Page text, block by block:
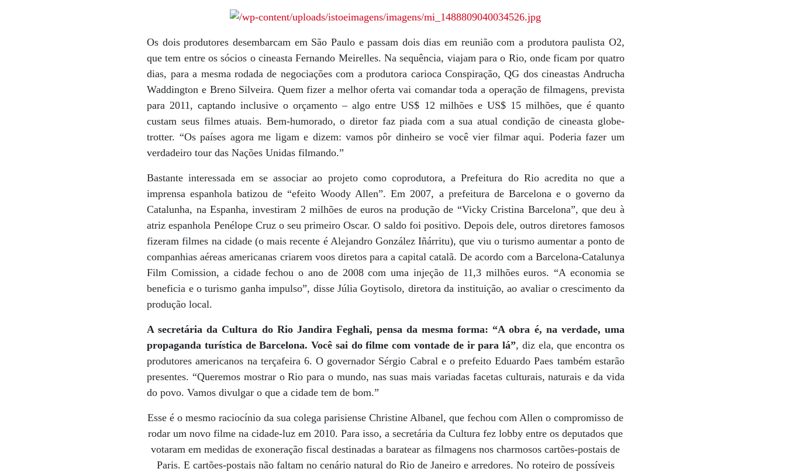
Os dois produtores desembarcam em São Paulo e passam dois dias em reunião com a produtora paulista O2,
que tem entre os sócios o cineasta Fernando Meirelles. Na sequência, viajam para o Rio, onde ficam por quatro
dias, para a mesma rodada de negociações com a produtora carioca Conspiração, QG dos cineastas Andrucha
Waddington e Breno Silveira. Quem fizer a melhor oferta vai comandar toda a operação de filmagens, prevista
para 2011, captando inclusive o orçamento – algo entre US$ 12 milhões e US$ 15 milhões, que é quanto
custam seus filmes atuais. Bem-humorado, o diretor faz piada com a sua atual condição de cineasta globe-
trotter. “Os países agora me ligam e dizem: vamos pôr dinheiro se você vier filmar aqui. Poderia fazer um
verdadeiro tour das Nações Unidas filmando.”
Bastante interessada em se associar ao projeto como coprodutora, a Prefeitura do Rio acredita no que a
imprensa espanhola batizou de “efeito Woody Allen”. Em 2007, a prefeitura de Barcelona e o governo da
Catalunha, na Espanha, investiram 2 milhões de euros na produção de “Vicky Cristina Barcelona”, que deu à
atriz espanhola Penélope Cruz o seu primeiro Oscar. O saldo foi positivo. Depois dele, outros diretores famosos
fizeram filmes na cidade (o mais recente é Alejandro González Iñárritu), que viu o turismo aumentar a ponto de
companhias aéreas americanas criarem voos diretos para a capital catalã. De acordo com a Barcelona-Catalunya
Film Comission, a cidade fechou o ano de 2008 com uma injeção de 11,3 milhões euros. “A economia se
beneficia e o turismo ganha impulso”, disse Júlia Goytisolo, diretora da instituição, ao avaliar o crescimento da
produção local.
A secretária da Cultura do Rio Jandira Feghali, pensa da mesma forma: “A obra é, na verdade, uma
propaganda turística de Barcelona. Você sai do filme com vontade de ir para lá”, diz ela, que encontra os
produtores americanos na terçafeira 6. O governador Sérgio Cabral e o prefeito Eduardo Paes também estarão
presentes. “Queremos mostrar o Rio para o mundo, nas suas mais variadas facetas culturais, naturais e da vida
do povo. Vamos divulgar o que a cidade tem de bom.”
Esse é o mesmo raciocínio da sua colega parisiense Christine Albanel, que fechou com Allen o compromisso de
rodar um novo filme na cidade-luz em 2010. Para isso, a secretária da Cultura fez lobby entre os deputados que
votaram em medidas de exoneração fiscal destinadas a baratear as filmagens nos charmosos cartões-postais de
Paris. E cartões-postais não faltam no cenário natural do Rio de Janeiro e arredores. No roteiro de possíveis